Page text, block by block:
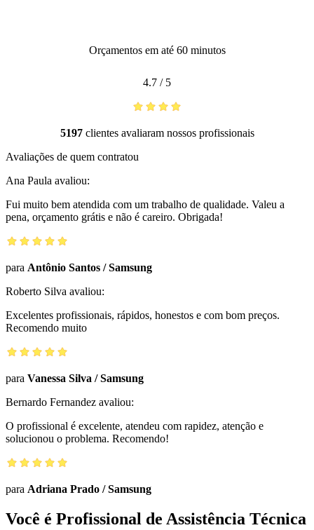
Orçamentos em até 60 minutos
4.7 / 5
5197clientes avaliaram nossos profissionais
Avaliações de quem contratou
Ana Paula avaliou:
Fui muito bem atendida com um trabalho de qualidade. Valeu a
pena, orçamento grátis e não é careiro. Obrigada!
para Antônio Santos /Samsung
Roberto Silva avaliou:
Excelentes profissionais, rápidos, honestos e com bom preços.
Recomendo muito
para Vanessa Silva /Samsung
Bernardo Fernandez avaliou:
O profissional é excelente, atendeu com rapidez, atenção e
solucionou o problema. Recomendo!
para Adriana Prado /Samsung
Você é Profissional de Assistência Técnica